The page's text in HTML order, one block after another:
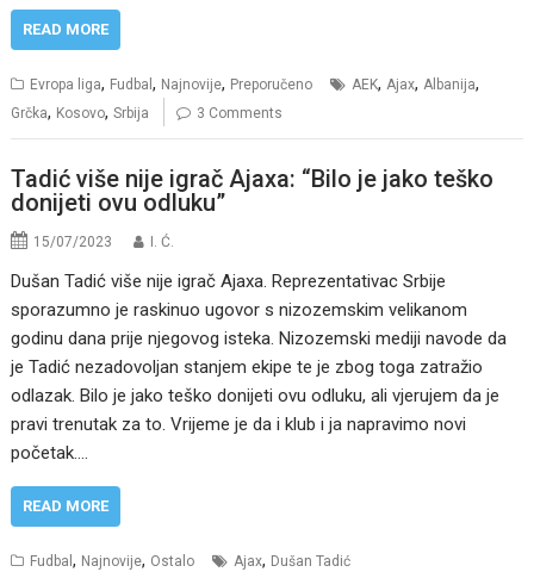
READ MORE
Evropa liga, Fudbal, Najnovije, Preporučeno AEK,Ajax,Albanija,
Grčka, Kosovo,Srbija 3 Comments
Tadić više nije igrač Ajaxa: “Bilo je jako teško
donijeti ovu odluku”
15/07/2023 I. Ć.
Dušan Tadić više nije igrač Ajaxa. Reprezentativac Srbije
sporazumno je raskinuo ugovor s nizozemskim velikanom
godinu dana prije njegovog isteka. Nizozemski mediji navode da
je Tadić nezadovoljan stanjem ekipe te je zbog toga zatražio
odlazak. Bilo je jako teško donijeti ovu odluku, ali vjerujem da je
pravi trenutak za to. Vrijeme je da i klub i ja napravimo novi
početak.…
READ MORE
Fudbal, Najnovije, Ostalo Ajax, Dušan Tadić